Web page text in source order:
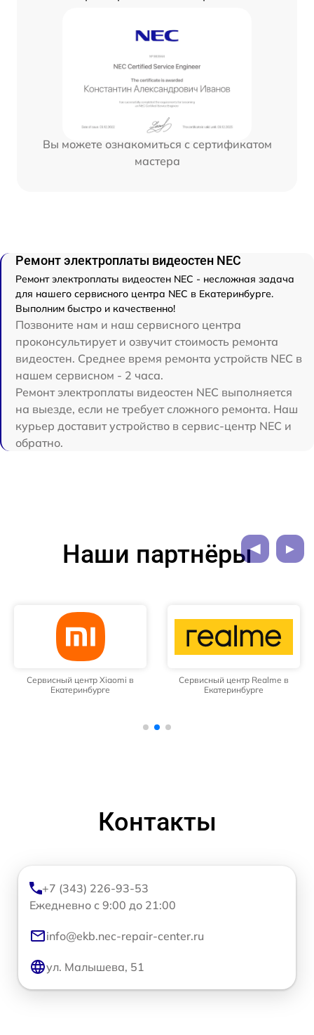
Вы можете ознакомиться с сертификатом
мастера
Ремонт электроплаты видеостен NEC
Ремонт электроплаты видеостен NEC - несложная задача
для нашего сервисного центра NEC в Екатеринбурге.
Выполним быстро и качественно!
Позвоните нам и наш сервисного центра
проконсультирует и озвучит стоимость ремонта
видеостен. Среднее время ремонта устройств NEC в
нашем сервисном - 2 часа.
Ремонт электроплаты видеостен NEC выполняется
на выезде, если не требует сложного ремонта. Наш
курьер доставит устройство в сервис-центр NEC и
обратно.
Наши партнёры
Сервисный центр Xiaomi в
Екатеринбурге
Сервисный центр Realme в
Екатеринбурге
Контакты
+7 (343) 226-93-53
Ежедневно с 9:00 до 21:00
info@ekb.nec-repair-center.ru
ул. Малышева, 51